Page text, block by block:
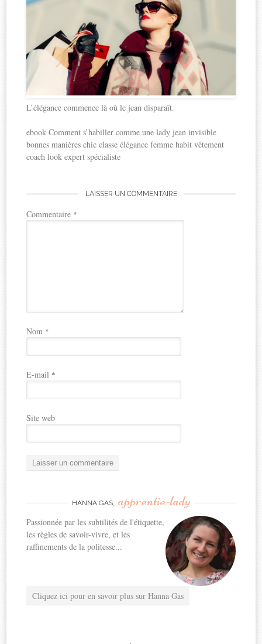
L’élégance commence là où le jean disparaît.
ebook Comment s’habiller comme une lady jean invisible
bonnes manières chic classe élégance femme habit vêtement
coach look expert spécialiste
LAISSER UN COMMENTAIRE
Commentaire *
Nom *
E-mail *
Site web
HANNA GAS, apprentie-lady
Passionnée par les subtilités de l'étiquette,
les règles de savoir-vivre, et les
raffinements de la politesse...
Cliquez ici pour en savoir plus sur Hanna Gas